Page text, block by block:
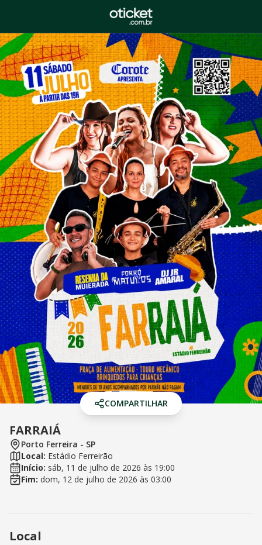
COMPARTILHAR
FARRAIÁ
Porto Ferreira - SP
Local: Estádio Ferreirão
Início: sáb, 11 de julho de 2026 às 19:00
Fim: dom, 12 de julho de 2026 às 03:00
Local